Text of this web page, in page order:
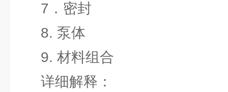
7．密封
8. 泵体
9. 材料组合
详细解释：